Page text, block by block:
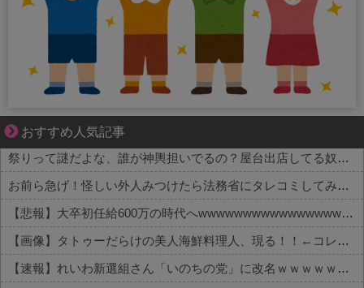
おすすめ人気記事
妻が嫌すぎて壊れていった、ある夫の現実
祭りって謎だよな、誰が神輿担いでるの？屋台出店してる奴らは誰の許可を得て商売してるの？
お前ら急げ！怪しい外人みつけたら法務省にタレコミしてみろ！意外と仕事するぞ？
【悲報】大卒初任給600万の時代へwwwwwwwwwwwwwwwwwww
【画像】タトゥーだらけの美人海鮮料理人、現る！！←コレはセクシー過ぎてワイらにブッ刺さりまくりw w w w w w w w w
【速報】れいわ新選組さん「いのちの党」に改名ｗｗｗｗｗｗｗｗ